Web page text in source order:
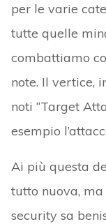
per le varie
tutte quelle
combattiamo
note. Il vertice,
noti “Target
esempio
Ai più questa
tutto nuova, ma
security sa